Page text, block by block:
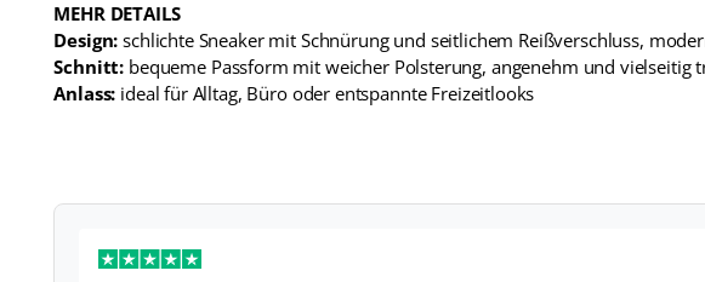
MEHR DETAILS
Design: schlichte Sneaker mit Schnürung und seitlichem Reißverschluss,
Schnitt: bequeme Passform mit weicher Polsterung, angenehm und vielseitig
Anlass: ideal für Alltag, Büro oder entspannte Freizeitlooks